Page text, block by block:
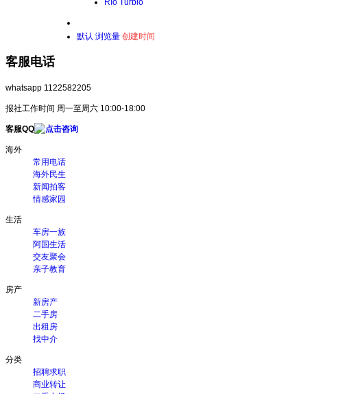
默认 浏览量 创建时间
客服电话
whatsapp 1122582205
报社工作时间 周一至周六 10:00-18:00
客服QQ
海外
常用电话
海外民生
新闻拍客
情感家园
生活
车房一族
阿国生活
交友聚会
亲子教育
房产
新房产
二手房
出租房
找中介
分类
招聘求职
商业转让